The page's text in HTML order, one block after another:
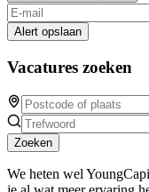
Alert opslaan
Vacatures zoeken
Zoeken
We heten wel